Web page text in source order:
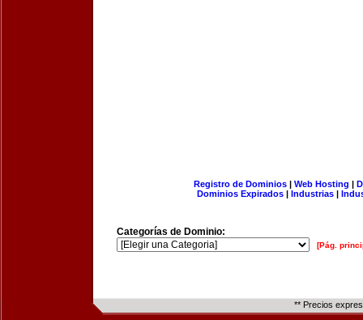
Registro de Dominios| Web Hosting |
Dominios Expirados | Industrias |
Categorías de Dominio:
[Pág.
** Precios